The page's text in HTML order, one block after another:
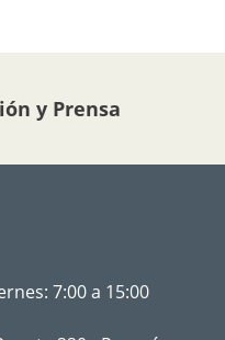
y Prensa
7:00 a 15:00